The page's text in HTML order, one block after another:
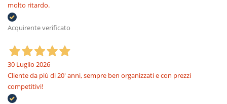
molto ritardo.
Acquirente verificato
30 Luglio 2026
Cliente da più di 20' anni, sempre ben organizzati e con prezzi
competitivi!